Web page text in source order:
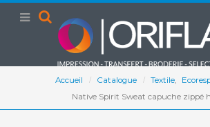
Accueil Catalogue Textile,
Native Spirit Sweat capuche zippé